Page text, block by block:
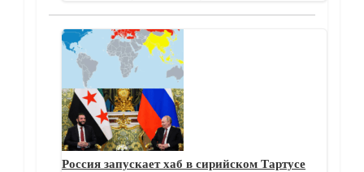
Россия запускает хаб в сирийском Тартусе